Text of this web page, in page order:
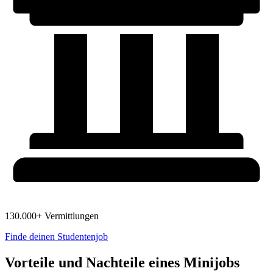
130.000+ Vermittlungen
Finde deinen Studentenjob
Vorteile und Nachteile eines Minijobs